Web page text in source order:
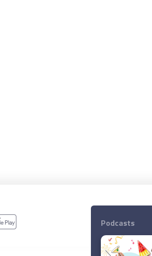
Podcasts